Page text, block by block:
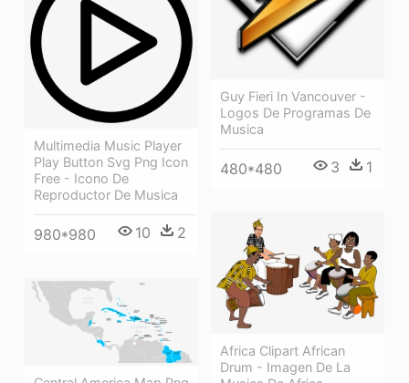
Guy Fieri In Vancouver -
Logos De Programas De
Musica
480*480 3 1
Multimedia Music Player
Play Button Svg Png Icon
Free - Icono De
Reproductor De Musica
980*980 10 2
Africa Clipart African
Drum - Imagen De La